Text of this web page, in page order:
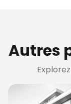
Autres